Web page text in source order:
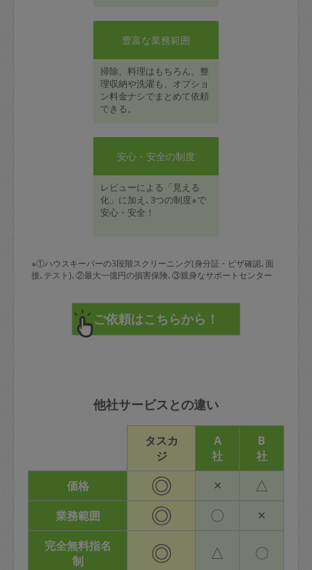
豊富な業務範囲
掃除、料理はもちろん、整
理収納や洗濯も、オプショ
ン料金ナシでまとめて依頼
できる。
安心・安全の制度
レビューによる「見える
化」に加え､3つの制度※で
安心・安全！
※①ハウスキーパーの3段階スクリーニング(身分証・ビザ確認､面
接､テスト)､②最大一億円の損害保険､③親身なサポートセンター
他社サービスとの違い
タスカ
ジ
A
社
B
社
価格
◎ × △
業務範囲 ◎ 〇 ×
完全無料指名
制
◎ △ 〇